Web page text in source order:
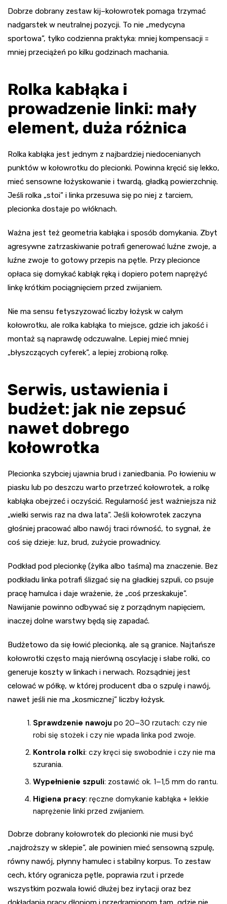
Dobrze dobrany zestaw kij–kołowrotek pomaga trzymać
nadgarstek w neutralnej pozycji. To nie „medycyna
sportowa”, tylko codzienna praktyka: mniej kompensacji =
mniej przeciążeń po kilku godzinach machania.
Rolka kabłąka i
prowadzenie linki: mały
element, duża różnica
Rolka kabłąka jest jednym z najbardziej niedocenianych
punktów w kołowrotku do plecionki. Powinna kręcić się lekko,
mieć sensowne łożyskowanie i twardą, gładką powierzchnię.
Jeśli rolka „stoi” i linka przesuwa się po niej z tarciem,
plecionka dostaje po włóknach.
Ważna jest też geometria kabłąka i sposób domykania. Zbyt
agresywne zatrzaskiwanie potrafi generować luźne zwoje, a
luźne zwoje to gotowy przepis na pętle. Przy plecionce
opłaca się domykać kabłąk ręką i dopiero potem naprężyć
linkę krótkim pociągnięciem przed zwijaniem.
Nie ma sensu fetyszyzować liczby łożysk w całym
kołowrotku, ale rolka kabłąka to miejsce, gdzie ich jakość i
montaż są naprawdę odczuwalne. Lepiej mieć mniej
„błyszczących cyferek”, a lepiej zrobioną rolkę.
Serwis, ustawienia i
budżet: jak nie zepsuć
nawet dobrego
kołowrotka
Plecionka szybciej ujawnia brud i zaniedbania. Po łowieniu w
piasku lub po deszczu warto przetrzeć kołowrotek, a rolkę
kabłąka obejrzeć i oczyścić. Regularność jest ważniejsza niż
„wielki serwis raz na dwa lata”. Jeśli kołowrotek zaczyna
głośniej pracować albo nawój traci równość, to sygnał, że
coś się dzieje: luz, brud, zużycie prowadnicy.
Podkład pod plecionkę (żyłka albo taśma) ma znaczenie. Bez
podkładu linka potrafi ślizgać się na gładkiej szpuli, co psuje
pracę hamulca i daje wrażenie, że „coś przeskakuje”.
Nawijanie powinno odbywać się z porządnym napięciem,
inaczej dolne warstwy będą się zapadać.
Budżetowo da się łowić plecionką, ale są granice. Najtańsze
kołowrotki często mają nierówną oscylację i słabe rolki, co
generuje koszty w linkach i nerwach. Rozsądniej jest
celować w półkę, w której producent dba o szpulę i nawój,
nawet jeśli nie ma „kosmicznej” liczby łożysk.
Sprawdzenie nawoju po 20–30 rzutach: czy nie
robi się stożek i czy nie wpada linka pod zwoje.
Kontrola rolki: czy kręci się swobodnie i czy nie ma
szurania.
Wypełnienie szpuli: zostawić ok. 1–1,5 mm do rantu.
Higiena pracy: ręczne domykanie kabłąka + lekkie
naprężenie linki przed zwijaniem.
Dobrze dobrany kołowrotek do plecionki nie musi być
„najdroższy w sklepie”, ale powinien mieć sensowną szpulę,
równy nawój, płynny hamulec i stabilny korpus. To zestaw
cech, który ogranicza pętle, poprawia rzut i przede
wszystkim pozwala łowić dłużej bez irytacji oraz bez